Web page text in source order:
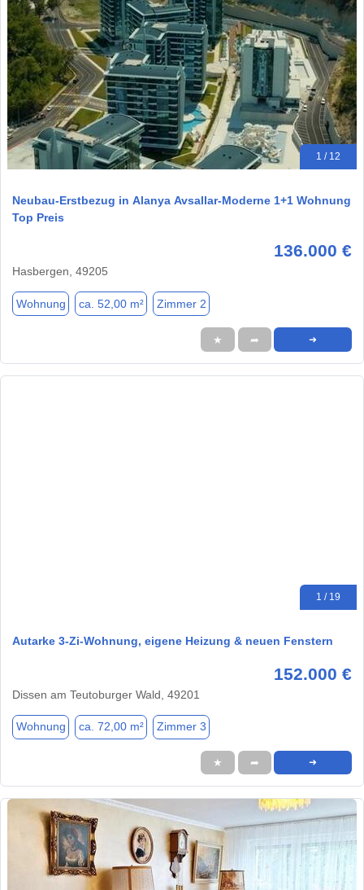
1 / 12
Neubau-Erstbezug in Alanya Avsallar-Moderne 1+1 Wohnung
Top Preis
136.000 €
Hasbergen, 49205
Wohnung ca. 52,00 m² Zimmer 2
★ ➦ ➜
1 / 19
Autarke 3-Zi-Wohnung, eigene Heizung & neuen Fenstern
152.000 €
Dissen am Teutoburger Wald, 49201
Wohnung ca. 72,00 m² Zimmer 3
★ ➦ ➜